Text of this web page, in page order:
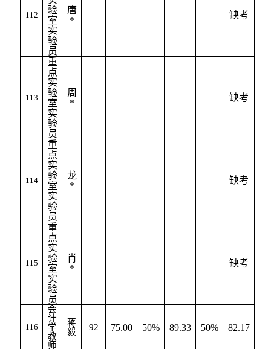
112
验
室
实
验
员
唐
*
缺考
113
重
点
实
验
室
实
验
员
周
*
缺考
114
重
点
实
验
室
实
验
员
龙
*
缺考
115
重
点
实
验
室
实
验
员
肖
*
缺考
116
会
计
学
教
师
蒋
毅
92 75.00 50% 89.33 50% 82.17